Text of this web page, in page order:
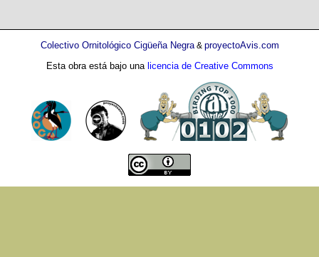
Colectivo Ornitológico Cigüeña Negra& proyectoAvis.com
Esta obra está bajo una licencia de Creative Commons